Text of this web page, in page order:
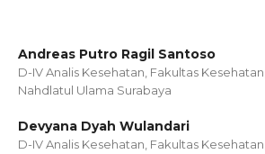
Andreas Putro Ragil Santoso
D-IV Analis Kesehatan, Fakultas
Nahdlatul Ulama Surabaya
Devyana Dyah Wulandari
D-IV Analis Kesehatan, Fakultas